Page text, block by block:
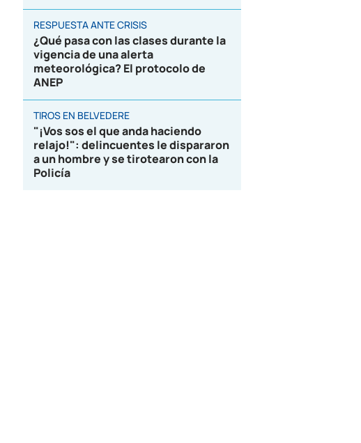
RESPUESTA ANTE CRISIS
¿Qué pasa con las clases durante la
vigencia de una alerta
meteorológica? El protocolo de
ANEP
TIROS EN BELVEDERE
"¡Vos sos el que anda haciendo
relajo!": delincuentes le dispararon
a un hombre y se tirotearon con la
Policía